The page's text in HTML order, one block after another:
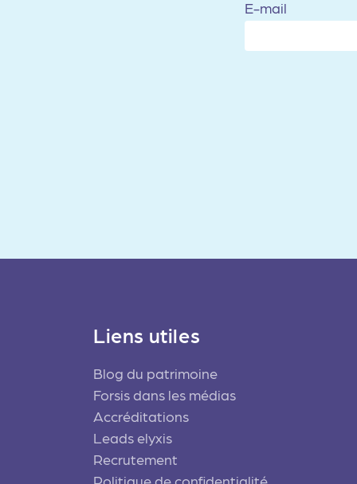
E-mail
Liens utiles
Blog du patrimoine
Forsis dans les médias
Accréditations
Leads elyxis
Recrutement
Politique de confidentialité